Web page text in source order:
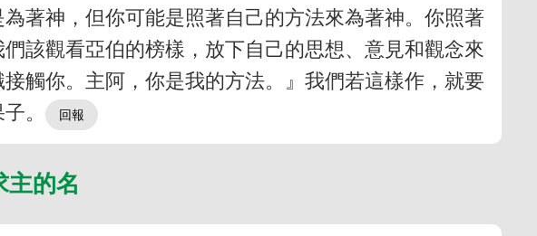
著神，但你可能是照著自己的方法來為著神。你照著
該觀看亞伯的榜樣，放下自己的思想、意見和觀念來
觸你。主阿，你是我的方法。』我們若這樣作，就要
。
的名